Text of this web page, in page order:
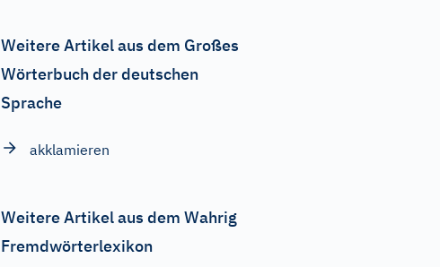
Weitere Artikel aus dem Großes
Wörterbuch der deutschen
Sprache
akklamieren
Weitere Artikel aus dem Wahrig
Fremdwörterlexikon